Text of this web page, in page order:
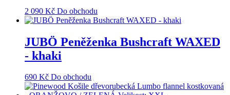
2 090 Kč Do obchodu
JUBÖ Peněženka Bushcraft WAXED
- khaki
690 Kč Do obchodu